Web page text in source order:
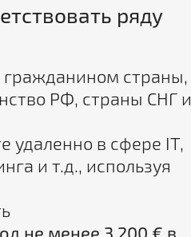
ряду
страны,
РФ, страны СНГ и
удаленно в сфере IT,
и т.д., используя
не менее 3 200 € в